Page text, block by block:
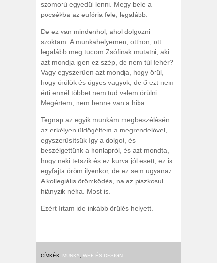
szomorú egyedül lenni. Megy bele a
pocsékba az eufória fele, legalább.
De ez van mindenhol, ahol dolgozni
szoktam. A munkahelyemen, otthon, ott
legalább meg tudom Zsófinak mutatni, aki
azt mondja igen ez szép, de nem túl fehér?
Vagy egyszerűen azt mondja, hogy örül,
hogy örülök és ügyes vagyok, de ő ezt nem
érti ennél többet nem tud velem örülni.
Megértem, nem benne van a hiba.
Tegnap az egyik munkám megbeszélésén
az erkélyen üldögéltem a megrendelővel,
egyszerűsítsük így a dolgot, és
beszélgettünk a honlapról, és azt mondta,
hogy neki tetszik és ez kurva jól esett, ez is
egyfajta öröm ilyenkor, de ez sem ugyanaz.
A kollegiális örömködés, na az piszkosul
hiányzik néha. Most is.
Ezért írtam ide inkább örülés helyett.
CÍMKÉK: MUNKA WEB ÉS DESIGN